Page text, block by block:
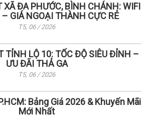
XÃ ĐA PHƯỚC, BÌNH CHÁNH: WIFI
– GIÁ NGOẠI THÀNH CỰC RẺ
T5, 06 / 2026
TỈNH LỘ 10: TỐC ĐỘ SIÊU ĐỈNH –
ƯU ĐÃI THẢ GA
T5, 06 / 2026
Bảng Giá 2026 & Khuyến Mãi
Mới Nhất